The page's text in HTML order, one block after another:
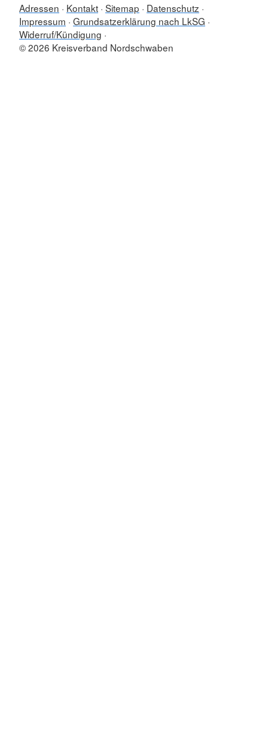
Adressen Kontakt Sitemap
Datenschutz
Impressum Grundsatzerklärung nach LkSG
Widerruf/Kündigung
© 2026 Kreisverband Nordschwaben